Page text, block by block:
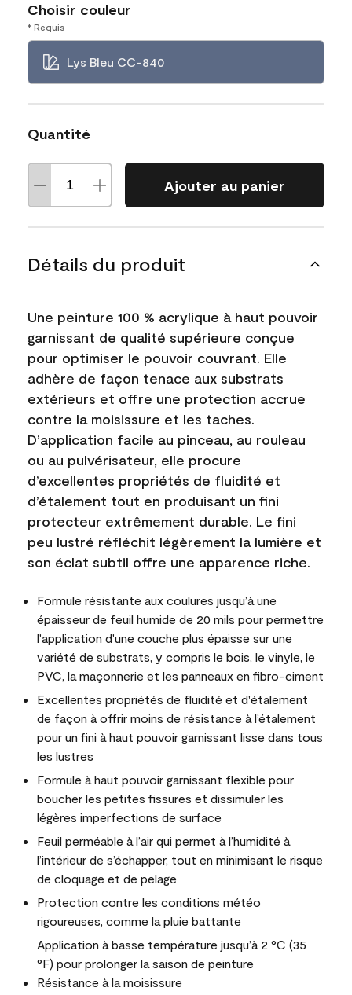
Choisir couleur
* Requis
Lys Bleu CC-840
Quantité
Ajouter au panier
Détails du produit
Une peinture 100 % acrylique à haut pouvoir
garnissant de qualité supérieure conçue
pour optimiser le pouvoir couvrant. Elle
adhère de façon tenace aux substrats
extérieurs et offre une protection accrue
contre la moisissure et les taches.
D’application facile au pinceau, au rouleau
ou au pulvérisateur, elle procure
d’excellentes propriétés de fluidité et
d’étalement tout en produisant un fini
protecteur extrêmement durable. Le fini
peu lustré réfléchit légèrement la lumière et
son éclat subtil offre une apparence riche.
Formule résistante aux coulures jusqu’à une
épaisseur de feuil humide de 20 mils pour permettre
l'application d'une couche plus épaisse sur une
variété de substrats, y compris le bois, le vinyle, le
PVC, la maçonnerie et les panneaux en fibro-ciment
Excellentes propriétés de fluidité et d'étalement
de façon à offrir moins de résistance à l’étalement
pour un fini à haut pouvoir garnissant lisse dans tous
les lustres
Formule à haut pouvoir garnissant flexible pour
boucher les petites fissures et dissimuler les
légères imperfections de surface
Feuil perméable à l’air qui permet à l’humidité à
l’intérieur de s’échapper, tout en minimisant le risque
de cloquage et de pelage
Protection contre les conditions météo
rigoureuses, comme la pluie battante
Application à basse température jusqu’à 2 °C (35
°F) pour prolonger la saison de peinture
Résistance à la moisissure